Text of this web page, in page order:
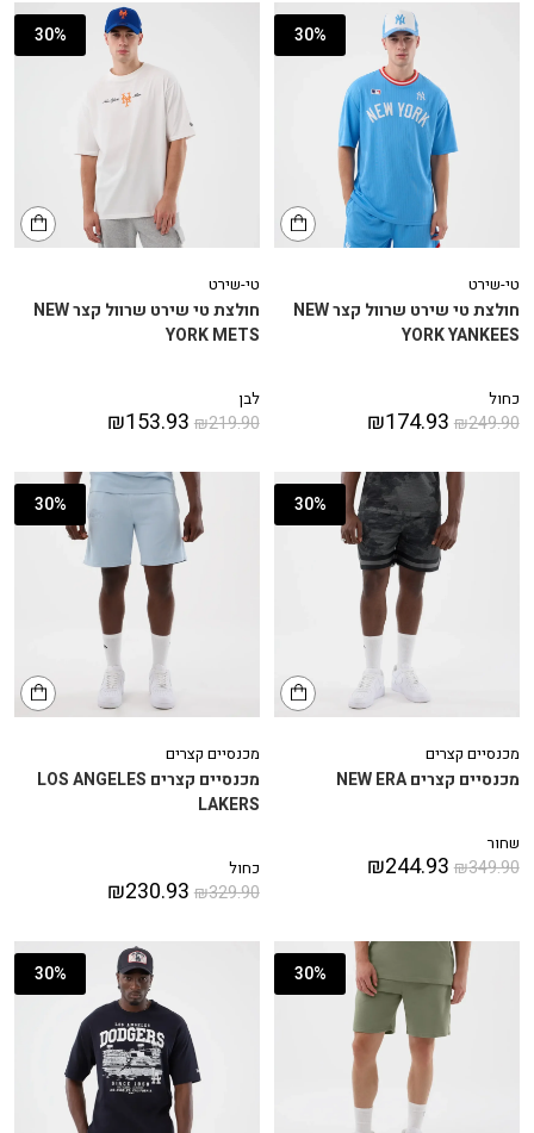
30%
טי-שירט
חולצת טי שירט שרוול קצר NEW
YORK YANKEES
כחול
₪249.90
₪174.93
30%
טי-שירט
חולצת טי שירט שרוול קצר NEW
YORK METS
לבן
₪219.90
₪153.93
30%
מכנסיים קצרים
מכנסיים קצרים NEW ERA
שחור
₪349.90
₪244.93
30%
מכנסיים קצרים
מכנסיים קצרים LOS ANGELES
LAKERS
כחול
₪329.90
₪230.93
30%
30%